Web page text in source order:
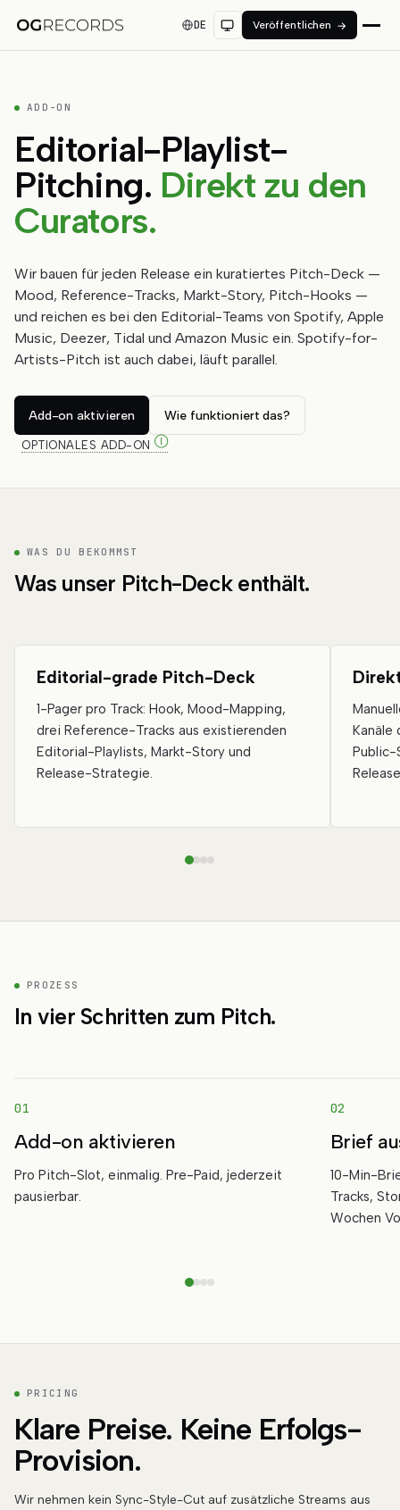
DE Veröffentlichen →
ADD-ON
Editorial-Playlist-
Pitching. Direkt zu den
Curators.
Wir bauen für jeden Release ein kuratiertes Pitch-Deck —
Mood, Reference-Tracks, Markt-Story, Pitch-Hooks —
und reichen es bei den Editorial-Teams von Spotify, Apple
Music, Deezer, Tidal und Amazon Music ein. Spotify-for-
Artists-Pitch ist auch dabei, läuft parallel.
Add-on aktivieren Wie funktioniert das?
OPTIONALES ADD-ON Ⓘ
WAS DU BEKOMMST
Was unser Pitch-Deck enthält.
Editorial-grade Pitch-Deck
1-Pager pro Track: Hook, Mood-Mapping,
drei Reference-Tracks aus existierenden
Editorial-Playlists, Markt-Story und
Release-Strategie.
Kanäle
Public-
PROZESS
In vier Schritten zum Pitch.
01
Add-on aktivieren
Pro Pitch-Slot, einmalig. Pre-Paid, jederzeit
pausierbar.
02
Brief
10-Min-
Tracks,
Wochen
PRICING
Klare Preise. Keine Erfolgs-
Provision.
Wir nehmen kein Sync-Style-Cut auf zusätzliche Streams aus